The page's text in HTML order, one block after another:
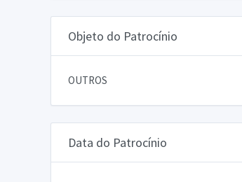
Objeto do Patrocínio
OUTROS
Data do Patrocínio